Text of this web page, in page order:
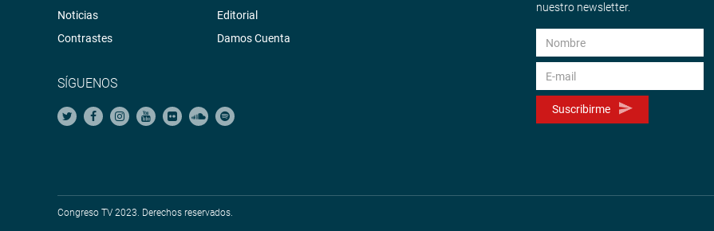
Noticias
Contrastes
Editorial
Damos Cuenta
SÍGUENOS
nuestro newsletter.
Suscribirme
Congreso TV 2023. Derechos reservados.